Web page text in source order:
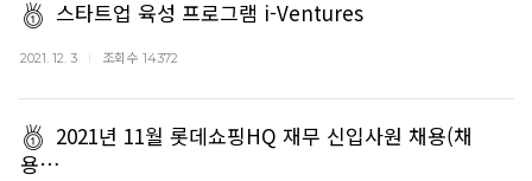
스타트업 육성 프로그램 i-Ventures
2021. 12. 3 조회수 14372
2021년 11월 롯데쇼핑HQ 재무 신입사원 채용(채
용…